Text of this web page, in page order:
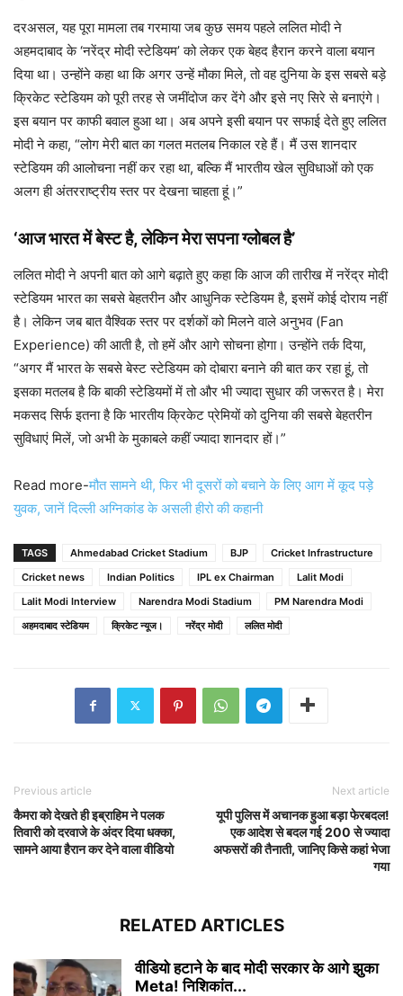
दरअसल, यह पूरा मामला तब गरमाया जब कुछ समय पहले ललित मोदी ने
अहमदाबाद के ‘नरेंद्र मोदी स्टेडियम’ को लेकर एक बेहद हैरान करने वाला बयान
दिया था। उन्होंने कहा था कि अगर उन्हें मौका मिले, तो वह दुनिया के इस सबसे बड़े
क्रिकेट स्टेडियम को पूरी तरह से जमींदोज कर देंगे और इसे नए सिरे से बनाएंगे।
इस बयान पर काफी बवाल हुआ था। अब अपने इसी बयान पर सफाई देते हुए ललित
मोदी ने कहा, “लोग मेरी बात का गलत मतलब निकाल रहे हैं। मैं उस शानदार
स्टेडियम की आलोचना नहीं कर रहा था, बल्कि मैं भारतीय खेल सुविधाओं को एक
अलग ही अंतरराष्ट्रीय स्तर पर देखना चाहता हूं।”
‘आज भारत में बेस्ट है, लेकिन मेरा सपना ग्लोबल है’
ललित मोदी ने अपनी बात को आगे बढ़ाते हुए कहा कि आज की तारीख में नरेंद्र मोदी
स्टेडियम भारत का सबसे बेहतरीन और आधुनिक स्टेडियम है, इसमें कोई दोराय नहीं
है। लेकिन जब बात वैश्विक स्तर पर दर्शकों को मिलने वाले अनुभव (Fan
Experience) की आती है, तो हमें और आगे सोचना होगा। उन्होंने तर्क दिया,
“अगर मैं भारत के सबसे बेस्ट स्टेडियम को दोबारा बनाने की बात कर रहा हूं, तो
इसका मतलब है कि बाकी स्टेडियमों में तो और भी ज्यादा सुधार की जरूरत है। मेरा
मकसद सिर्फ इतना है कि भारतीय क्रिकेट प्रेमियों को दुनिया की सबसे बेहतरीन
सुविधाएं मिलें, जो अभी के मुकाबले कहीं ज्यादा शानदार हों।”
Read more-मौत सामने थी, फिर भी दूसरों को बचाने के लिए आग में कूद पड़े
युवक, जानें दिल्ली अग्निकांड के असली हीरो की कहानी
TAGS Ahmedabad Cricket Stadium BJP
Cricket Infrastructure
Cricket news
Indian Politics IPL ex Chairman
Lalit Modi
Lalit Modi Interview
Narendra Modi Stadium
PM Narendra Modi
अहमदाबाद स्टेडियम
क्रिकेट न्यूज। नरेंद्र मोदी ललित मोदी
Previous article
कैमरा को देखते ही इब्राहिम ने पलक
तिवारी को दरवाजे के अंदर दिया धक्का,
सामने आया हैरान कर देने वाला वीडियो
Next article
यूपी पुलिस में अचानक हुआ बड़ा फेरबदल!
एक आदेश से बदल गई 200 से ज्यादा
अफसरों की तैनाती, जानिए किसे कहां भेजा
गया
RELATED ARTICLES
वीडियो हटाने के बाद मोदी सरकार के आगे झुका
Meta! निशिकांत...